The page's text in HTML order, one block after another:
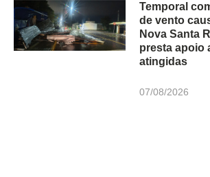
Temporal
de vento
Nova Santa
presta apoio
atingidas
07/08/2026